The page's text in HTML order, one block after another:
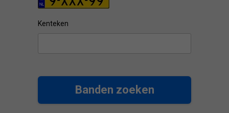
Kenteken
Banden zoeken